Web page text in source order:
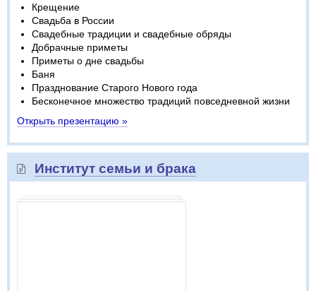
Крещение
Свадьба в России
Свадебные традиции и свадебные обряды
Добрачные приметы
Приметы о дне свадьбы
Баня
Празднование Старого Нового года
Бесконечное множество традиций повседневной жизни
Открыть презентацию »
Институт семьи и брака